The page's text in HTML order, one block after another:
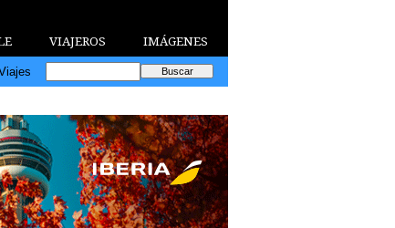
VIAJEROS IMÁGENES